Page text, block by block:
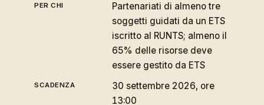
Partenariati di almeno tre
soggetti guidati da un ETS
iscritto al RUNTS; almeno il
65% delle risorse deve
essere gestito da ETS
30 settembre 2026, ore
13:00